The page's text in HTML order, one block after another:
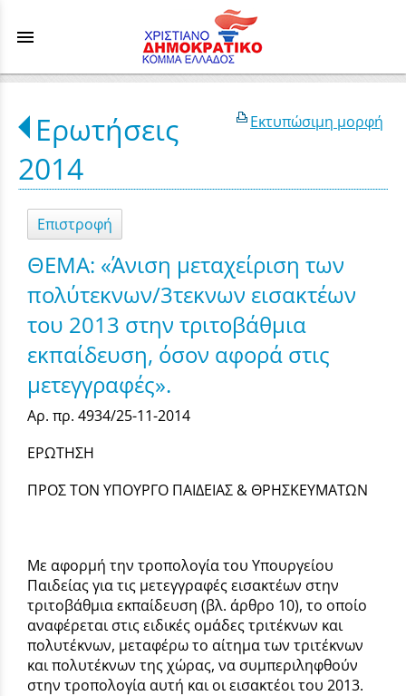
menu
Εκτυπώσιμη μορφή
Ερωτήσεις
2014
Επιστροφή
ΘΕΜΑ: «Άνιση μεταχείριση των
πολύτεκνων/3τεκνων εισακτέων
του 2013 στην τριτοβάθμια
εκπαίδευση, όσον αφορά στις
μετεγγραφές».
Αρ. πρ. 4934/25-11-2014
ΕΡΩΤΗΣΗ
ΠΡΟΣ ΤΟΝ ΥΠΟΥΡΓΟ ΠΑΙΔΕΙΑΣ & ΘΡΗΣΚΕΥΜΑΤΩΝ
Με αφορμή την τροπολογία του Υπουργείου
Παιδείας για τις μετεγγραφές εισακτέων στην
τριτοβάθμια εκπαίδευση (βλ. άρθρο 10), το οποίο
αναφέρεται στις ειδικές ομάδες τριτέκνων και
πολυτέκνων, μεταφέρω το αίτημα των τριτέκνων
και πολυτέκνων της χώρας, να συμπεριληφθούν
στην τροπολογία αυτή και οι εισακτέοι του 2013.